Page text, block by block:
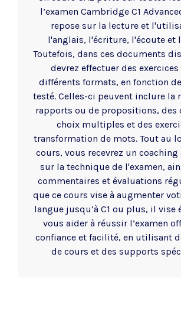
l’examen Cambridge C1
repose sur la lecture et
l'anglais, l'écriture, l'écoute et
Toutefois, dans ces documents
devrez effectuer des
différents formats, en fonction
testé. Celles-ci peuvent inclure la
rapports ou de propositions, des
choix multiples et des
transformation de mots. Tout au
cours, vous recevrez un
sur la technique de l'examen,
commentaires et évaluations
que ce cours vise à augmenter
langue jusqu’à C1 ou plus, il vise
vous aider à réussir l’examen
confiance et facilité, en utilisant
de cours et des supports